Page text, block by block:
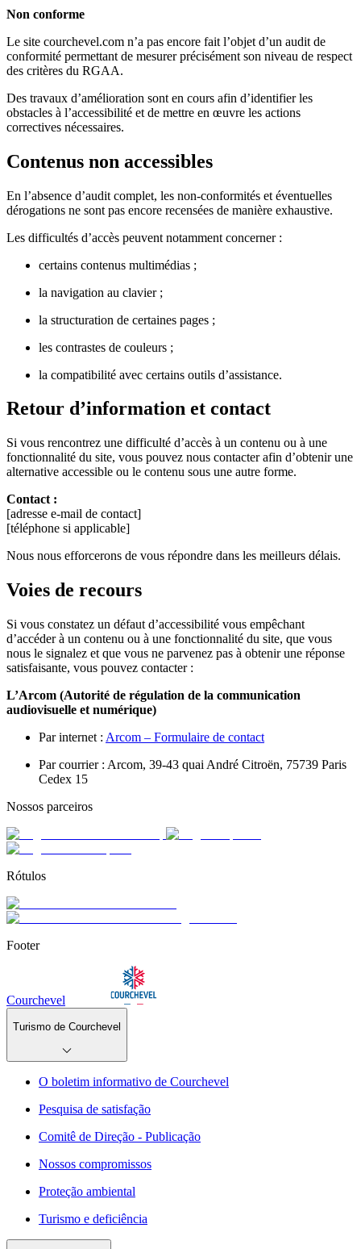
Non conforme
Le site courchevel.com n’a pas encore fait l’objet d’un audit de
conformité permettant de mesurer précisément son niveau de respect
des critères du RGAA.
Des travaux d’amélioration sont en cours afin d’identifier les
obstacles à l’accessibilité et de mettre en œuvre les actions
correctives nécessaires.
Contenus non accessibles
En l’absence d’audit complet, les non-conformités et éventuelles
dérogations ne sont pas encore recensées de manière exhaustive.
Les difficultés d’accès peuvent notamment concerner :
certains contenus multimédias ;
la navigation au clavier ;
la structuration de certaines pages ;
les contrastes de couleurs ;
la compatibilité avec certains outils d’assistance.
Retour d’information et contact
Si vous rencontrez une difficulté d’accès à un contenu ou à une
fonctionnalité du site, vous pouvez nous contacter afin d’obtenir une
alternative accessible ou le contenu sous une autre forme.
Contact :
[adresse e-mail de contact]
[téléphone si applicable]
Nous nous efforcerons de vous répondre dans les meilleurs délais.
Voies de recours
Si vous constatez un défaut d’accessibilité vous empêchant
d’accéder à un contenu ou à une fonctionnalité du site, que vous
nous le signalez et que vous ne parvenez pas à obtenir une réponse
satisfaisante, vous pouvez contacter :
L’Arcom (Autorité de régulation de la communication
audiovisuelle et numérique)
Par internet : Arcom – Formulaire de contact
Par courrier : Arcom, 39-43 quai André Citroën, 75739 Paris
Cedex 15
Nossos parceiros
Rótulos
Footer
Courchevel
Turismo de Courchevel
O boletim informativo de Courchevel
Pesquisa de satisfação
Comitê de Direção - Publicação
Nossos compromissos
Proteção ambiental
Turismo e deficiência